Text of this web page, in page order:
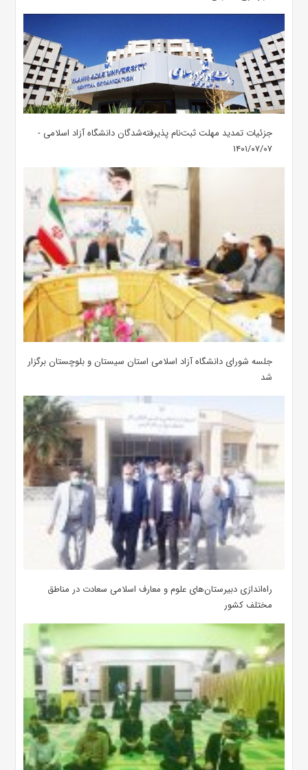
جزئیات تمدید مهلت ثبت‌نام پذیرفته‌شدگان دانشگاه آزاد اسلامی -
۱۴۰۱/۰۷/۰۷
جلسه شورای دانشگاه آزاد اسلامی استان سیستان و بلوچستان برگزار
شد
‌راه‌اندازی دبیرستان‌های علوم و معارف اسلامی سعادت در مناطق
مختلف کشور